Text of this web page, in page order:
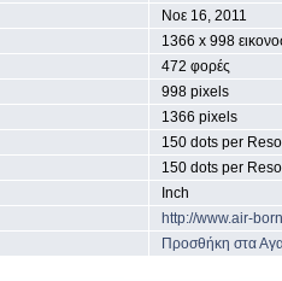
Noε 16, 2011
1366 x 998
472 φορές
998 pixels
1366 pixels
150 dots per
150 dots per
Inch
http://www.air-
Προσθήκη στα